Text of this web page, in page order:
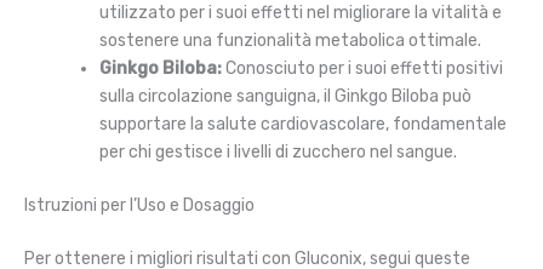
utilizzato per i suoi effetti nel migliorare la vitalità e
sostenere una funzionalità metabolica ottimale.
Ginkgo Biloba:Conosciuto per i suoi effetti positivi
sulla circolazione sanguigna, il Ginkgo Biloba può
supportare la salute cardiovascolare, fondamentale
per chi gestisce i livelli di zucchero nel sangue.
Istruzioni per l’Uso e Dosaggio
Per ottenere i migliori risultati con Gluconix, segui queste